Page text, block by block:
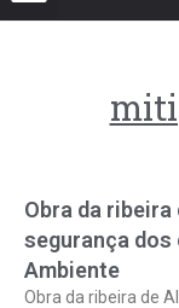
Obra da ribeira
segurança dos
Ambiente
Obra da ribeira de